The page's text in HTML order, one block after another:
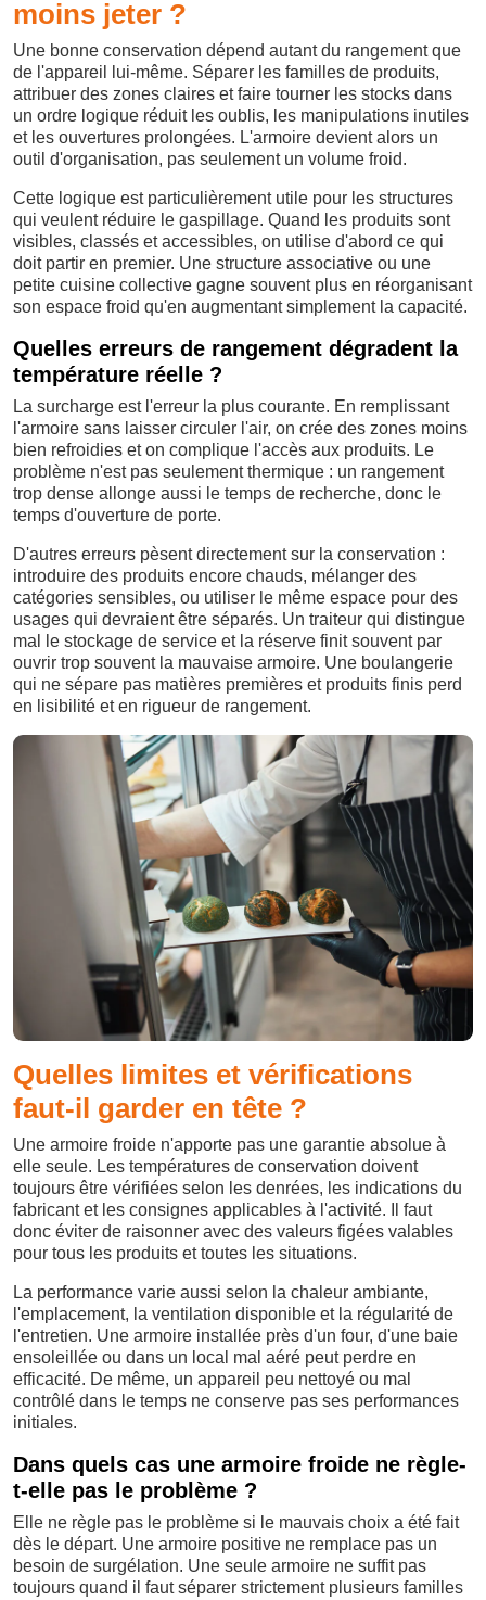
moins jeter ?
Une bonne conservation dépend autant du rangement que
de l'appareil lui-même. Séparer les familles de produits,
attribuer des zones claires et faire tourner les stocks dans
un ordre logique réduit les oublis, les manipulations inutiles
et les ouvertures prolongées. L'armoire devient alors un
outil d'organisation, pas seulement un volume froid.
Cette logique est particulièrement utile pour les structures
qui veulent réduire le gaspillage. Quand les produits sont
visibles, classés et accessibles, on utilise d'abord ce qui
doit partir en premier. Une structure associative ou une
petite cuisine collective gagne souvent plus en réorganisant
son espace froid qu'en augmentant simplement la capacité.
Quelles erreurs de rangement dégradent la
température réelle ?
La surcharge est l'erreur la plus courante. En remplissant
l'armoire sans laisser circuler l'air, on crée des zones moins
bien refroidies et on complique l'accès aux produits. Le
problème n'est pas seulement thermique : un rangement
trop dense allonge aussi le temps de recherche, donc le
temps d'ouverture de porte.
D'autres erreurs pèsent directement sur la conservation :
introduire des produits encore chauds, mélanger des
catégories sensibles, ou utiliser le même espace pour des
usages qui devraient être séparés. Un traiteur qui distingue
mal le stockage de service et la réserve finit souvent par
ouvrir trop souvent la mauvaise armoire. Une boulangerie
qui ne sépare pas matières premières et produits finis perd
en lisibilité et en rigueur de rangement.
Quelles limites et vérifications
faut-il garder en tête ?
Une armoire froide n'apporte pas une garantie absolue à
elle seule. Les températures de conservation doivent
toujours être vérifiées selon les denrées, les indications du
fabricant et les consignes applicables à l'activité. Il faut
donc éviter de raisonner avec des valeurs figées valables
pour tous les produits et toutes les situations.
La performance varie aussi selon la chaleur ambiante,
l'emplacement, la ventilation disponible et la régularité de
l'entretien. Une armoire installée près d'un four, d'une baie
ensoleillée ou dans un local mal aéré peut perdre en
efficacité. De même, un appareil peu nettoyé ou mal
contrôlé dans le temps ne conserve pas ses performances
initiales.
Dans quels cas une armoire froide ne règle-
t-elle pas le problème ?
Elle ne règle pas le problème si le mauvais choix a été fait
dès le départ. Une armoire positive ne remplace pas un
besoin de surgélation. Une seule armoire ne suffit pas
toujours quand il faut séparer strictement plusieurs familles